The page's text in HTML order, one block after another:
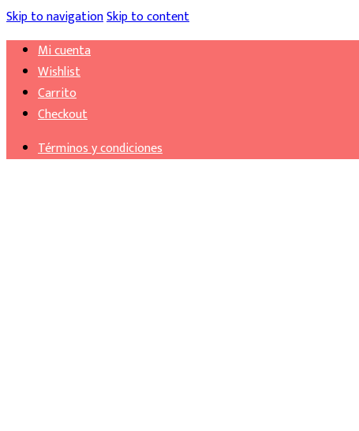
Skip to navigationSkip to content
Mi cuenta
Wishlist
Carrito
Checkout
Términos y condiciones